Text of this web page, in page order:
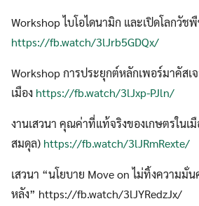
Workshop ไบโอไดนามิก และเปิดโลกวัช
https://fb.watch/3lJrb5GDQx/
Workshop การประยุกต์หลักเพอร์มาคัสเ
เมือง https://fb.watch/3lJxp-PJln/
งานเสวนา คุณค่าที่แท้จริงของเกษตรในเ
สมดุล) https://fb.watch/3lJRmRexte/
เสวนา “นโยบาย Move on ไม่ทิ้งความมั่น
หลัง” https://fb.watch/3lJYRedzJx/